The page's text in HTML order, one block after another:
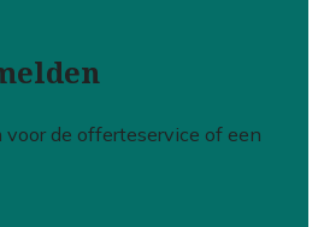
voor de offerteservice of een